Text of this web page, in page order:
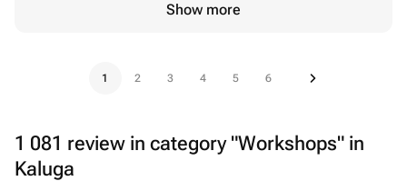
Show more
1 2 3 4 5 6
1 081 review in category "Workshops" in
Kaluga